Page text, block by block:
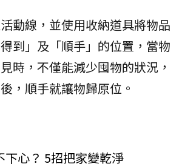
動線，並使用收納道具將物品
到」及「順手」的位置，當物
時，不僅能減少囤物的狀況，
，順手就讓物歸原位。
下心？ 5招把家變乾淨